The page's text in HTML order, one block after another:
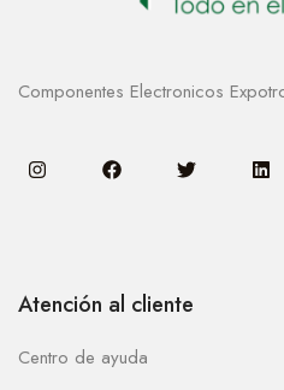
Componentes Electronicos
Atención al cliente
Centro de ayuda